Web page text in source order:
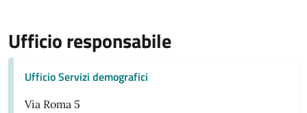
Ufficio responsabile
Ufficio Servizi demografici
Via Roma 5